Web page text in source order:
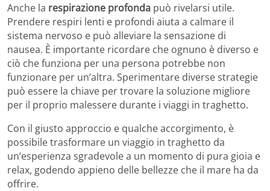
Anche la respirazione profonda può rivelarsi utile.
Prendere respiri lenti e profondi aiuta a calmare il
sistema nervoso e può alleviare la sensazione di
nausea. È importante ricordare che ognuno è diverso e
ciò che funziona per una persona potrebbe non
funzionare per un’altra. Sperimentare diverse strategie
può essere la chiave per trovare la soluzione migliore
per il proprio malessere durante i viaggi in traghetto.
Con il giusto approccio e qualche accorgimento, è
possibile trasformare un viaggio in traghetto da
un’esperienza sgradevole a un momento di pura gioia e
relax, godendo appieno delle bellezze che il mare ha da
offrire.